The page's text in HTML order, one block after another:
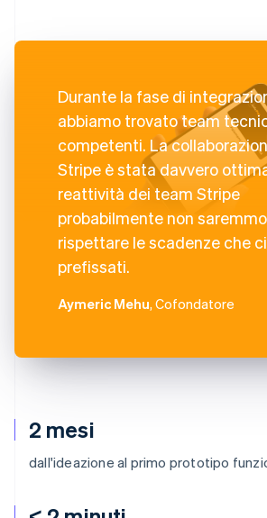
2 mesi
dall'ideazione al primo prototipo
Durante la fase di
abbiamo trovato team
competenti. La
Stripe è stata davvero
reattività dei team Stripe
probabilmente non
rispettare le scadenze che
prefissati.
Aymeric Mehu, Cofondatore